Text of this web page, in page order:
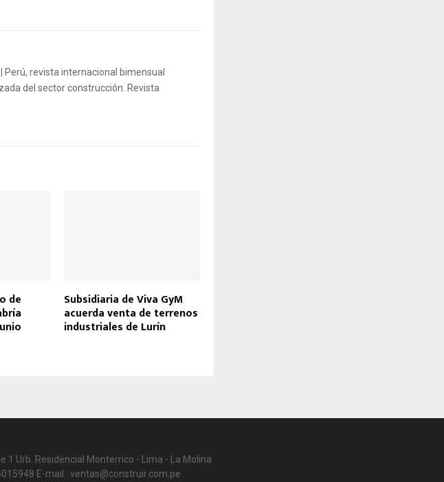
Perú, revista internacional bimensual
del sector construcción. Revista
de Subsidiaria de Viva GyM
acuerda venta de terrenos
industriales de Lurín
1 Urb. Residencial Monterrico - Lima - La Molina
E-mail.: ventas@construir.com.pe